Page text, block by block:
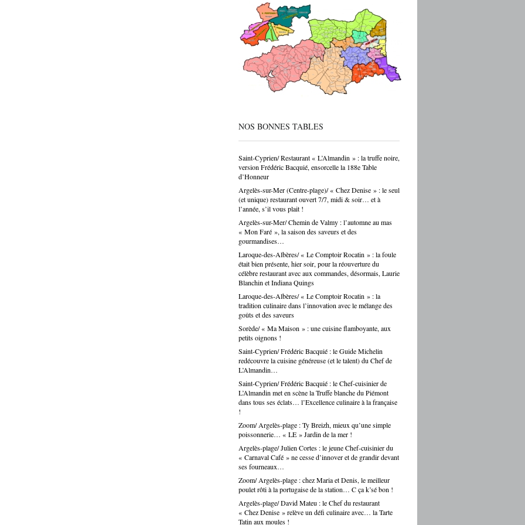
CAP, avec de vraies perspectives de carrière et
même de reprise d’entreprise. Mais le regard de la
société sur ces formations reste parfois
condescendant — et ça, franchement, c’est être
déconnecté de la réalité. Choisir un CAP de
pâtissier ou de carrossier, c’est choisir un métier,
un savoir-faire, une indépendance possible. Ce
n’est pas un choix par défaut. C’est souvent un
choix par passion. Et là, Cécile Hernandez nous
donne une belle leçon : la passion et
NOS BONNES TABLES
Saint-Cyprien/ Restaurant « L’Almandin » : la truffe noire,
version Frédéric Bacquié, ensorcelle la 188e Table
d’Honneur
Argelès-sur-Mer (Centre-plage)/ « Chez Denise » : le seul
(et unique) restaurant ouvert 7/7, midi & soir… et à
l’année, s’il vous plait !
Argelès-sur-Mer/ Chemin de Valmy : l’automne au mas
« Mon Faré », la saison des saveurs et des
gourmandises…
Laroque-des-Albères/ « Le Comptoir Rocatin » : la foule
était bien présente, hier soir, pour la réouverture du
célèbre restaurant avec aux commandes, désormais, Laurie
Blanchin et Indiana Quings
Laroque-des-Albères/ « Le Comptoir Rocatin » : la
tradition culinaire dans l’innovation avec le mélange des
goûts et des saveurs
Sorède/ « Ma Maison » : une cuisine flamboyante, aux
petits oignons !
Saint-Cyprien/ Frédéric Bacquié : le Guide Michelin
redécouvre la cuisine généreuse (et le talent) du Chef de
L’Almandin…
Saint-Cyprien/ Frédéric Bacquié : le Chef-cuisinier de
L’Almandin met en scène la Truffe blanche du Piémont
dans tous ses éclats… l’Excellence culinaire à la française
!
Zoom/ Argelès-plage : Ty Breizh, mieux qu’une simple
poissonnerie… « LE » Jardin de la mer !
Argelès-plage/ Julien Cortes : le jeune Chef-cuisinier du
« Carnaval Café » ne cesse d’innover et de grandir devant
ses fourneaux…
Zoom/ Argelès-plage : chez Maria et Denis, le meilleur
poulet rôti à la portugaise de la station… C ça k’sé bon !
Argelès-plage/ David Mateu : le Chef du restaurant
« Chez Denise » relève un défi culinaire avec… la Tarte
Tatin aux moules !